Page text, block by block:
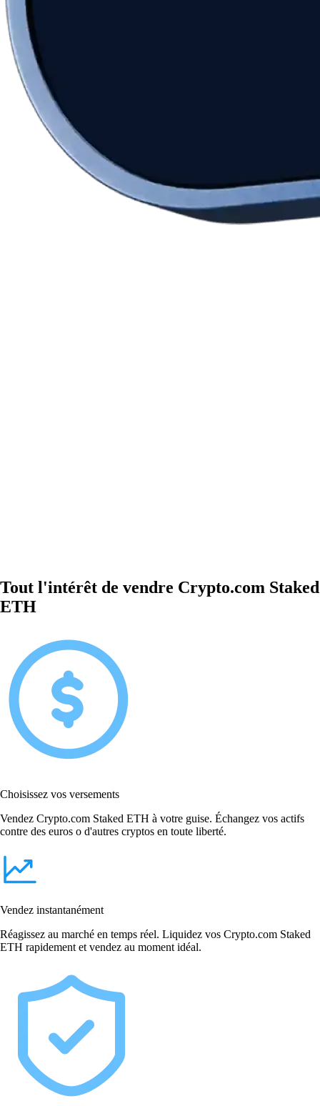
Tout l'intérêt de vendre Crypto.com Staked
ETH
Choisissez vos versements
Vendez Crypto.com Staked ETH à votre guise. Échangez vos actifs
contre des euros o d'autres cryptos en toute liberté.
Vendez instantanément
Réagissez au marché en temps réel. Liquidez vos Crypto.com Staked
ETH rapidement et vendez au moment idéal.